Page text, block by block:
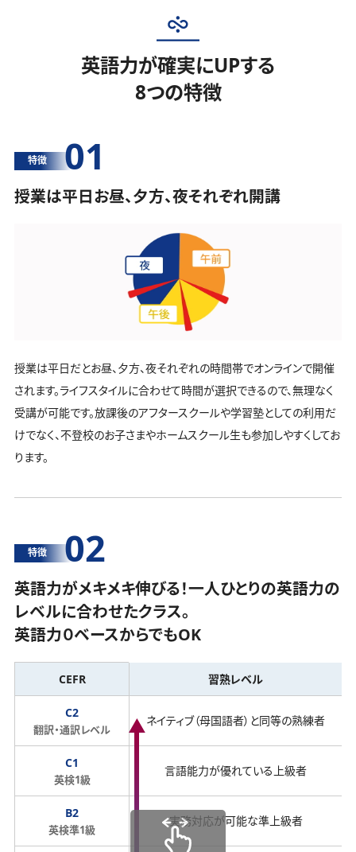
英語力が確実にUPする
8つの特徴
特徴 01
授業は平日お昼、夕方、夜それぞれ開講
授業は平日だとお昼、夕方、夜それぞれの時間帯でオンラインで開催
されます。ライフスタイルに合わせて時間が選択できるので、無理なく
受講が可能です。放課後のアフタースクールや学習塾としての利用だ
けでなく、不登校のお子さまやホームスクール生も参加しやすくしてお
ります。
特徴 02
英語力がメキメキ伸びる！一人ひとりの英語力の
レベルに合わせたクラス。
英語力０ベースからでもOK
CEFR 習熟レベル
C2
翻訳・通訳レベル
ネイティブ（母国語者）と同等の熟練者
C1
英検1級
言語能力が優れている上級者
B2
英検準1級
実務対応が可能な準上級者